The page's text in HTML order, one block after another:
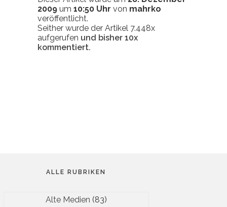
2009 um 10:50 Uhr von mahrko
veröffentlicht.
Seither wurde der Artikel 7.448x
aufgerufen und bisher 10x
kommentiert.
ALLE RUBRIKEN
Alte Medien (83)